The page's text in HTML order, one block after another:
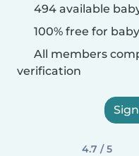
494 available
100% free for
All members
verification
4.7 / 5